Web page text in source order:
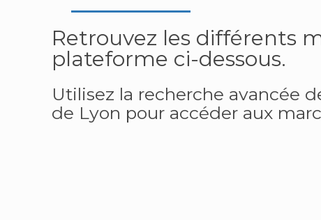
Retrouvez les différents
plateforme ci-dessous.
Utilisez la recherche avancée
de Lyon pour accéder aux